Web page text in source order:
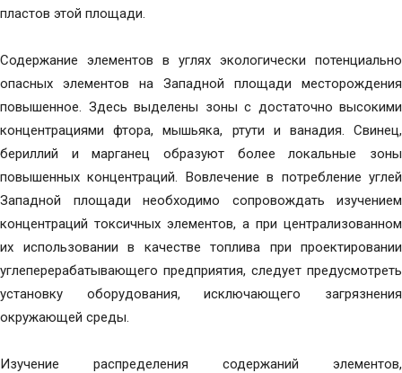
пластов этой площади.
Содержание элементов в углях экологически потенциально
опасных элементов на Западной площади месторождения
повышенное. Здесь выделены зоны с достаточно высокими
концентрациями фтора, мышьяка, ртути и ванадия. Свинец,
бериллий и марганец образуют более локальные зоны
повышенных концентраций. Вовлечение в потребление углей
Западной площади необходимо сопровождать изучением
концентраций токсичных элементов, а при централизованном
их использовании в качестве топлива при проектировании
углеперерабатывающего предприятия, следует предусмотреть
установку оборудования, исключающего загрязнения
окружающей среды.
Изучение распределения содержаний элементов,